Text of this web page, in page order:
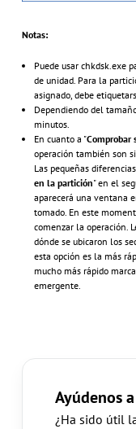
Notas:
Puede usar chkdsk.exe
de unidad. Para la
asignado, debe
Dependiendo del
minutos.
En cuanto a "Comprobar
operación también son
Las pequeñas
en la partición" en el
aparecerá una ventana
tomado. En este
comenzar la operación.
dónde se ubicaron los
esta opción es la más
mucho más rápido
emergente.
Ayúdenos
¿Ha sido útil